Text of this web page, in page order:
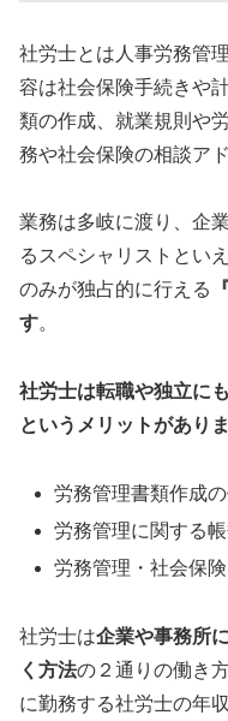
社労士とは人事労務管
容は社会保険手続きや
類の作成、就業規則や
務や社会保険の相談ア
業務は多岐に渡り、企
るスペシャリストとい
のみが独占的に行える
す。
社労士は転職や独立に
というメリットがありま
労務管理書類作成
労務管理に関する
労務管理・社会保
社労士は企業や事務所
く方法の２通りの働き
に勤務する社労士の年